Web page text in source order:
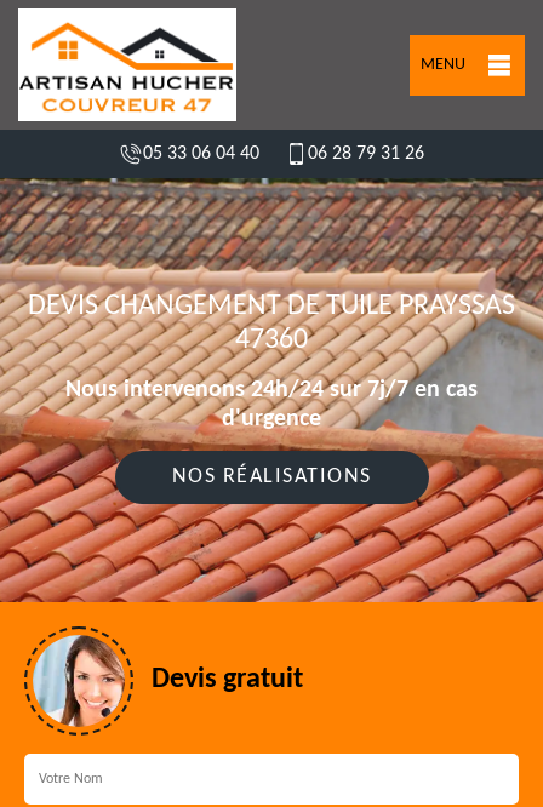
MENU
05 33 06 04 40 06 28 79 31 26
DEVIS CHANGEMENT DE TUILE PRAYSSAS
47360
Nous intervenons 24h/24 sur 7j/7 en cas
d'urgence
NOS RÉALISATIONS
Devis gratuit